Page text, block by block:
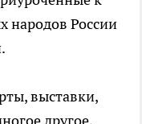
народов России
выставки,
другое,